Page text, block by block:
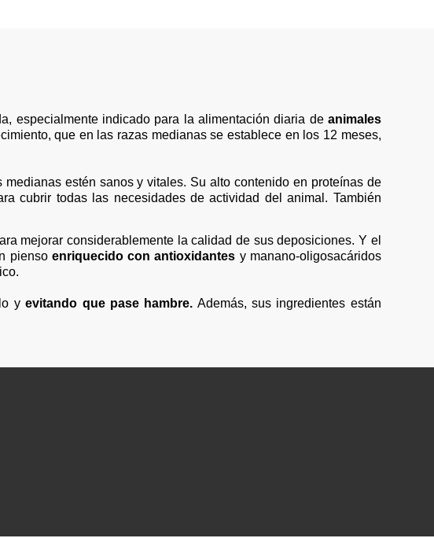
especialmente indicado para la alimentación diaria de animales
que en las razas medianas se establece en los 12 meses,
estén sanos y vitales. Su alto contenido en proteínas de
cubrir todas las necesidades de actividad del animal. También
mejorar considerablemente la calidad de sus deposiciones. Y el
pienso enriquecido con antioxidantes y manano-oligosacáridos
yevitando que pase hambre. Además, sus ingredientes están